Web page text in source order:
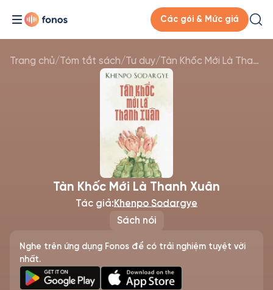
Các gói & Mức giá
Trang chủ/Tóm tắt sách/Tư duy/ Tàn Khốc Mới Là Thanh Xuân
Sách nói
Tàn Khốc Mới Là Thanh Xuân
Tác giả:Khenpo Sodargye
Nghe trên ứng dụng Fonos để có trải nghiệm tuyệt vời
nhất.